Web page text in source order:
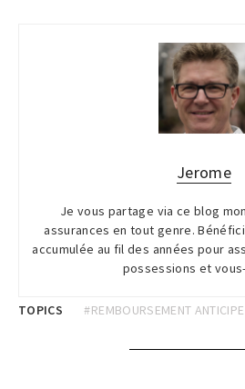
Jerome
Je vous partage via ce blog
assurances en tout genre.
accumulée au fil des années pour
possessions et
TOPICS #REMBOURSEMENT ANTICIPE